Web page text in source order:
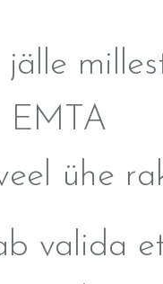
EMTA
ühe
valida